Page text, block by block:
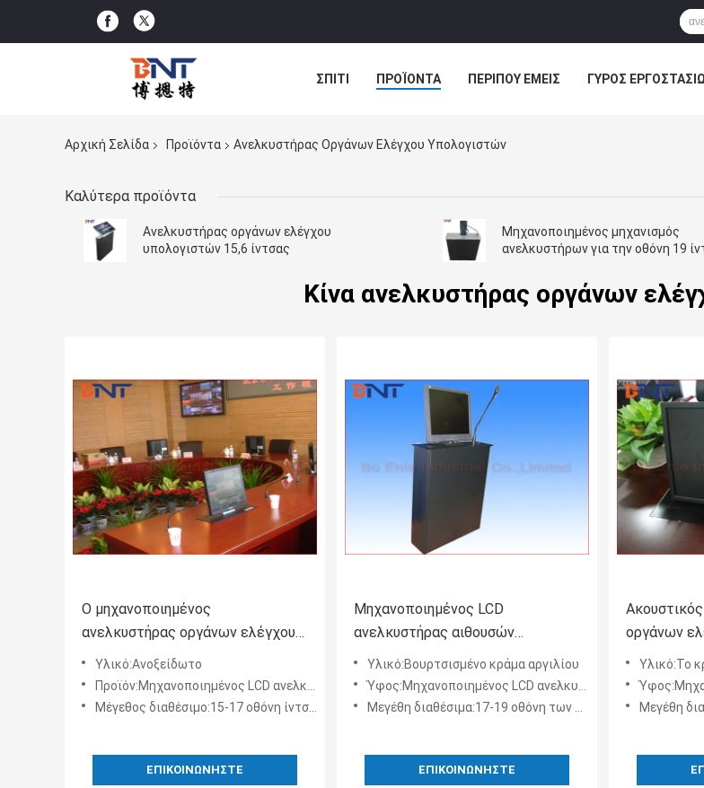
ΣΠΊΤΙ ΠΡΟΪΌΝΤΑ ΠΕΡΊΠΟΥ ΕΜΕΊΣ ΓΎΡΟΣ
Αρχική Σελίδα
Προϊόντα Ανελκυστήρας Οργάνων Ελέγχου Υπολογιστών
Καλύτερα προϊόντα
Ανελκυστήρας οργάνων ελέγχου
υπολογιστών 15,6 ίντσας
Μηχανοποιημένος μηχανισμός
ανελκυστήρων για την οθόνη 19
Κίνα ανελκυστήρας οργάνων
Ο μηχανοποιημένος
ανελκυστήρας οργάνων ελέγχου
υπολογιστών, σκάει επάνω τον
ανυψωτή υπολογιστών γραφείου
Υλικό:Ανοξείδωτο
Προϊόν:Μηχανοποιημένος LCD ανελκυστήρας για το όργανο ελέγχου
Μέγεθος διαθέσιμο:15-17 οθόνη ίντσας
ΕΠΙΚΟΙΝΩΝΉΣΤΕ
Μηχανοποιημένος LCD
ανελκυστήρας αιθουσών
συνεδριάσεων των γραφείων με
το μικρόφωνο συζήτησης
Υλικό:Βουρτσισμένο κράμα αργιλίου
Ύφος:Μηχανοποιημένος LCD ανελκυστήρας για το όργανο ελέγχου
Μεγέθη διαθέσιμα:17-19 οθόνη των οδηγήσεων ίντσας
ΕΠΙΚΟΙΝΩΝΉΣΤΕ
οργάνων
Υλικό:Το
Μεγέθη